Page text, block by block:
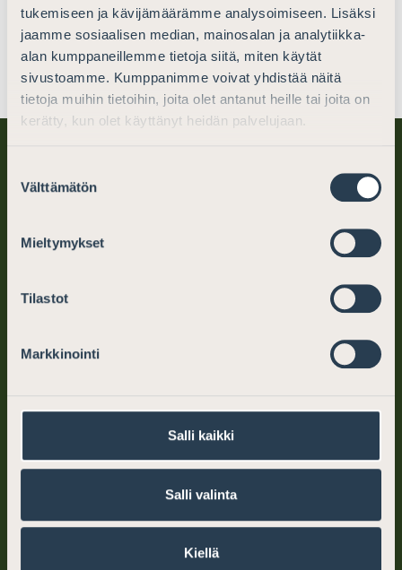
tukemiseen ja kävijämäärämme analysoimiseen. Lisäksi
jaamme sosiaalisen median, mainosalan ja analytiikka-
alan kumppaneillemme tietoja siitä, miten käytät
sivustoamme. Kumppanimme voivat yhdistää näitä
tietoja muihin tietoihin, joita olet antanut heille tai joita on
kerätty, kun olet käyttänyt heidän palvelujaan.
valinta
Välttämätön
Mieltymykset
Tilastot
Markkinointi
Salli kaikki
Salli valinta
Kiellä
Lausunnot
15.2.2016
00101 Helsinki
ma–pe klo 10–12, 13–15
Oikeudellinen apu